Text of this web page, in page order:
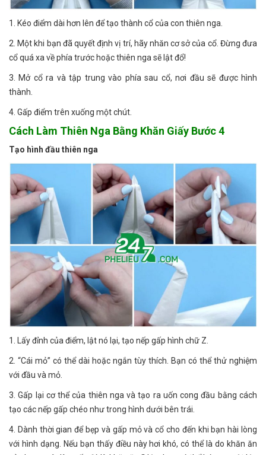
1. Kéo điểm dài hơn lên để tạo thành cổ của con thiên nga.
2. Một khi bạn đã quyết định vị trí, hãy nhăn cơ sở của cổ. Đừng đưa
cổ quá xa về phía trước hoặc thiên nga sẽ lật đổ!
3. Mở cổ ra và tập trung vào phía sau cổ, nơi đầu sẽ được hình
thành.
4. Gấp điểm trên xuống một chút.
Cách Làm Thiên Nga Bằng Khăn Giấy Bước 4
Tạo hình đầu thiên nga
1. Lấy đỉnh của điểm, lật nó lại, tạo nếp gấp hình chữ Z.
2. “Cái mỏ” có thể dài hoặc ngắn tùy thích. Bạn có thể thử nghiệm
với đầu và mỏ.
3. Gấp lại cơ thể của thiên nga và tạo ra uốn cong đầu bằng cách
tạo các nếp gấp chéo như trong hình dưới bên trái.
4. Dành thời gian để bẹp và gấp mỏ và cổ cho đến khi bạn hài lòng
với hình dạng. Nếu bạn thấy điều này hơi khó, có thể là do khăn ăn